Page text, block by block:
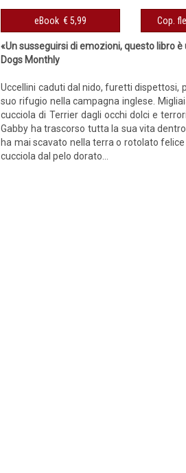
eBook € 5,99
«Un susseguirsi di emozioni, questo libro è
Dogs Monthly
Uccellini caduti dal nido, furetti dispettosi,
suo rifugio nella campagna inglese.
cucciola di Terrier dagli occhi dolci e
Gabby ha trascorso tutta la sua vita
ha mai scavato nella terra o rotolato felice
cucciola dal pelo dorato...